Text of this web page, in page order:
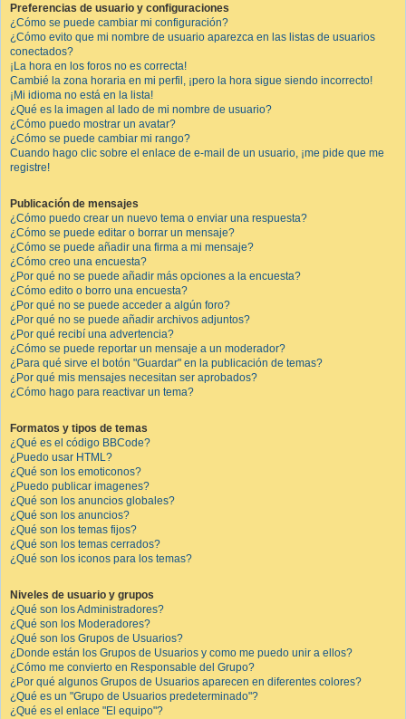
Preferencias de usuario y configuraciones
¿Cómo se puede cambiar mi configuración?
¿Cómo evito que mi nombre de usuario aparezca en las listas de usuarios
conectados?
¡La hora en los foros no es correcta!
Cambié la zona horaria en mi perfil, ¡pero la hora sigue siendo incorrecto!
¡Mi idioma no está en la lista!
¿Qué es la imagen al lado de mi nombre de usuario?
¿Cómo puedo mostrar un avatar?
¿Cómo se puede cambiar mi rango?
Cuando hago clic sobre el enlace de e-mail de un usuario, ¡me pide que me
registre!
Publicación de mensajes
¿Cómo puedo crear un nuevo tema o enviar una respuesta?
¿Cómo se puede editar o borrar un mensaje?
¿Cómo se puede añadir una firma a mi mensaje?
¿Cómo creo una encuesta?
¿Por qué no se puede añadir más opciones a la encuesta?
¿Cómo edito o borro una encuesta?
¿Por qué no se puede acceder a algún foro?
¿Por qué no se puede añadir archivos adjuntos?
¿Por qué recibí una advertencia?
¿Cómo se puede reportar un mensaje a un moderador?
¿Para qué sirve el botón "Guardar" en la publicación de temas?
¿Por qué mis mensajes necesitan ser aprobados?
¿Cómo hago para reactivar un tema?
Formatos y tipos de temas
¿Qué es el código BBCode?
¿Puedo usar HTML?
¿Qué son los emoticonos?
¿Puedo publicar imagenes?
¿Qué son los anuncios globales?
¿Qué son los anuncios?
¿Qué son los temas fijos?
¿Qué son los temas cerrados?
¿Qué son los iconos para los temas?
Niveles de usuario y grupos
¿Qué son los Administradores?
¿Qué son los Moderadores?
¿Qué son los Grupos de Usuarios?
¿Donde están los Grupos de Usuarios y como me puedo unir a ellos?
¿Cómo me convierto en Responsable del Grupo?
¿Por qué algunos Grupos de Usuarios aparecen en diferentes colores?
¿Qué es un "Grupo de Usuarios predeterminado"?
¿Qué es el enlace "El equipo"?